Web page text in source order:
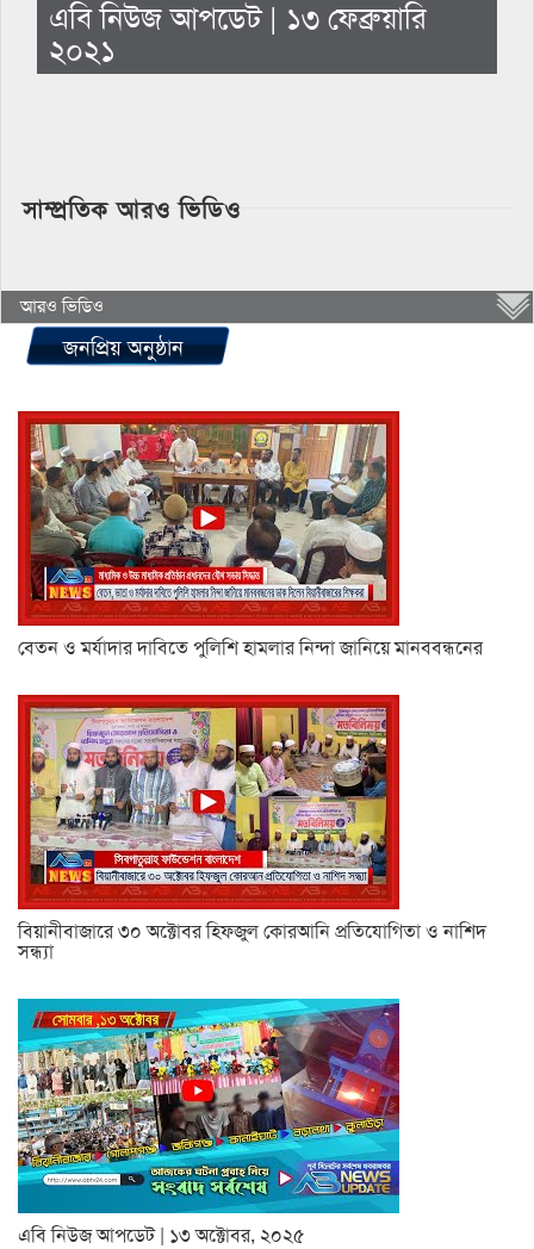
এবি নিউজ আপডেট | ১৩ ফেব্রুয়ারি
২০২১
সাম্প্রতিক আরও ভিডিও
আরও ভিডিও
জনপ্রিয় অনুষ্ঠান
বেতন ও মর্যাদার দাবিতে পুলিশি হামলার নিন্দা জানিয়ে মানববন্ধনের
বিয়ানীবাজারে ৩০ অক্টোবর হিফজুল কোরআনি প্রতিযোগিতা ও নাশিদ
সন্ধ্যা
এবি নিউজ আপডেট | ১৩ অক্টোবর, ২০২৫